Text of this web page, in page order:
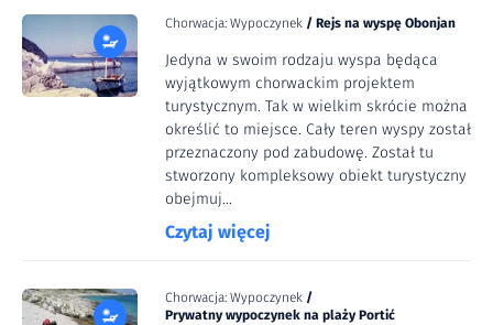
Chorwacja: Wypoczynek / Rejs na wyspę Obonjan
Jedyna w swoim rodzaju wyspa będąca
wyjątkowym chorwackim projektem
turystycznym. Tak w wielkim skrócie można
określić to miejsce. Cały teren wyspy został
przeznaczony pod zabudowę. Został tu
stworzony kompleksowy obiekt turystyczny
obejmuj...
Czytaj więcej
Chorwacja: Wypoczynek /
Prywatny wypoczynek na plaży Portić